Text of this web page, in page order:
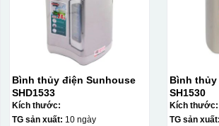
Bình thủy điện Sunhouse
SHD1533
Kích thước:
TG sản xuất: 10 ngày
Bình
SH1530
Kích thước:
TG sản xuất: